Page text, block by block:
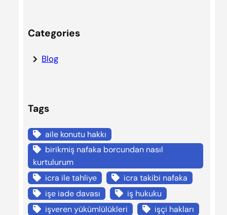
Categories
Blog
Tags
aile konutu hakkı
birikmiş nafaka borcundan nasıl
kurtulurum
icra ile tahliye
icra takibi nafaka
işe iade davası
iş hukuku
işveren yükümlülükleri
işçi hakları